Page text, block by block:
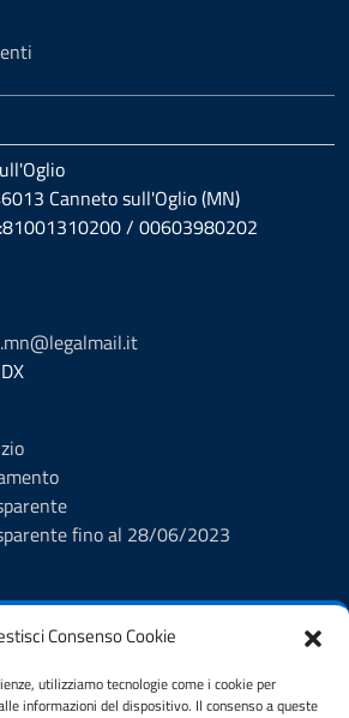
Consenso Cookie
utilizziamo tecnologie come i cookie per
informazioni del dispositivo. Il consenso a queste
Canneto sull'Oglio (MN)
/ 00603980202
fino al 28/06/2023